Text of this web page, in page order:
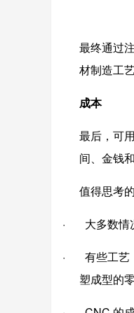
最终通过
材制造工
成本
最后，可
间、金钱
值得思考
· 大多数情
· 有些工艺
塑成型的